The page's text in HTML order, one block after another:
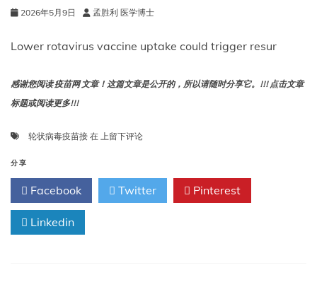
建
更
2026年5月9日 孟胜利 医学博士
Lower rotavirus vaccine uptake could trigger resur
感谢您阅读 疫苗网 文章！这篇文章是公开的，所以请随时分享它。!!! 点击文章
标题或阅读更多!!!
轮状病毒疫苗接 在 轮
毒
苗
上留下评论
分享
Facebook Twitter Pinterest
Linkedin